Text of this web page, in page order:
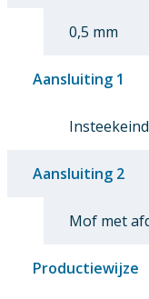
0,5 mm
Aansluiting 1
Insteekeind
Aansluiting 2
Mof met
Productiewijze